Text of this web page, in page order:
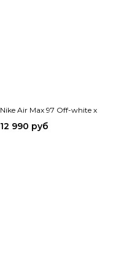
Nike Air Max 97 Off-white x
12 990 руб